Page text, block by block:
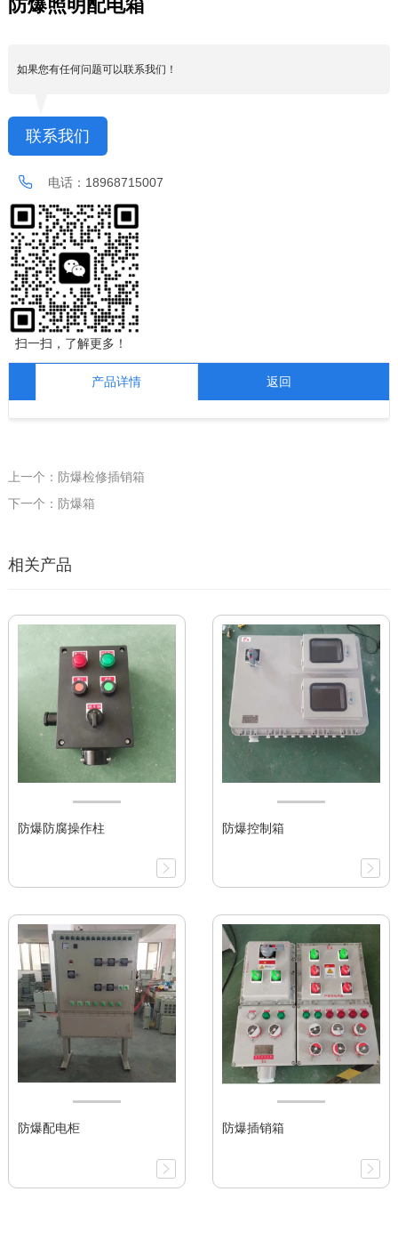
防爆照明配电箱
如果您有任何问题可以联系我们！
联系我们
电话： 18968715007
扫一扫，了解更多！
产品详情 返回
上一个：防爆检修插销箱
下一个：防爆箱
相关产品
防爆防腐操作柱 防爆控制箱
防爆配电柜 防爆插销箱